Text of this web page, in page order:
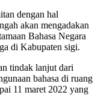
dengan hal
akan mengadakan
Bahasa Negara
di Kabupaten sigi.
tindak lanjut dari
bahasa di ruang
11 maret 2022 yang